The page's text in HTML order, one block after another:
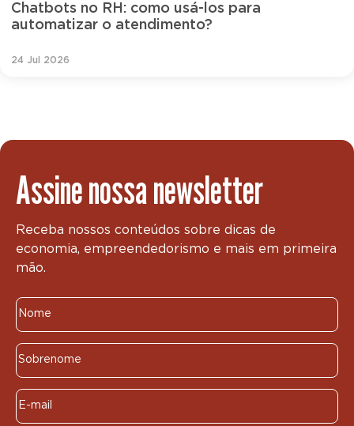
Chatbots no RH: como usá-los para
automatizar o atendimento?
24 Jul 2026
Assine nossa newsletter
Receba nossos conteúdos sobre dicas de
economia, empreendedorismo e mais em primeira
mão.